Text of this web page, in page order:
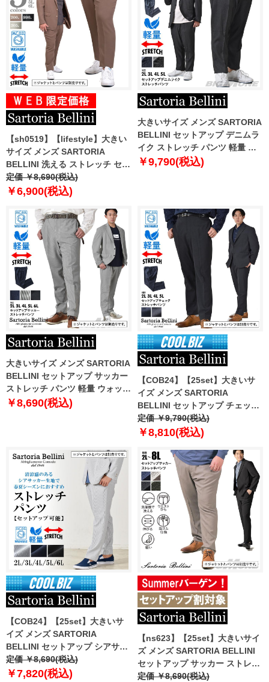
【sh0519】【lifestyle】大きい
サイズ メンズ SARTORIA
BELLINI 洗える ストレッチ セッ
トアップ パンツ スラックス 軽量
azps2287-c1
定価 ￥8,690(税込)
￥6,900(税込)
大きいサイズ メンズ SARTORIA
BELLINI セットアップ デニムラ
イク ストレッチ パンツ 軽量 イ
ージーケア azps2387-se2
￥9,790(税込)
大きいサイズ メンズ SARTORIA
BELLINI セットアップ サッカー
ストレッチ パンツ 軽量 ウォッシ
ャブル イージーケア azps2399-
￥8,690(税込)
【COB24】【25set】大きいサ
イズ メンズ SARTORIA
BELLINI セットアップ チェック
ストレッチ パンツ 軽量 ウォッシ
ャブル イージーケア azps2418-
定価 ￥9,790(税込)
￥8,810(税込)
【COB24】【25set】大きいサ
イズ メンズ SARTORIA
BELLINI セットアップ シアサッ
カー ストレッチ パンツ 軽量 ウ
ォッシャブル イージーケア
定価 ￥8,690(税込)
￥7,820(税込)
【ns623】【25set】大きいサイ
ズ メンズ SARTORIA BELLINI
セットアップ サッカー ストレッ
チ パンツ 軽量 ウォッシャブル
定価 ￥8,690(税込)